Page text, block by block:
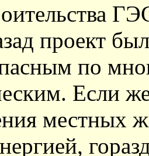
проект
по
Если
местных